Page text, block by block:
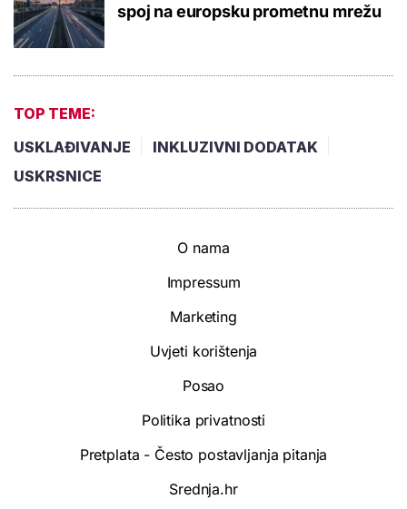
spoj na europsku prometnu mrežu
TOP TEME:
USKLAĐIVANJE
INKLUZIVNI DODATAK
USKRSNICE
O nama
Impressum
Marketing
Uvjeti korištenja
Posao
Politika privatnosti
Pretplata - Često postavljanja pitanja
Srednja.hr